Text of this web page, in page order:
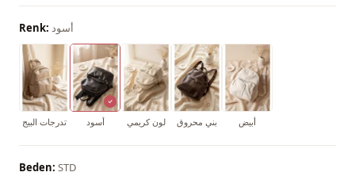
Renk: أسود
تدرجات البيج أسود لون كريمي بني محروق أبيض
Beden: STD